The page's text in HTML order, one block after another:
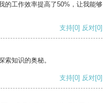
的工作效率提高了50%，让我能够
支持[0] 反对[0]
索知识的奥秘。
支持[0] 反对[0]